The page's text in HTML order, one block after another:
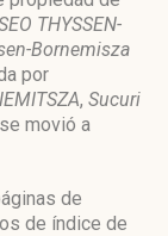
THYSSEN-
Bornemisza
por
, Sucuri
movió a
de
de índice de